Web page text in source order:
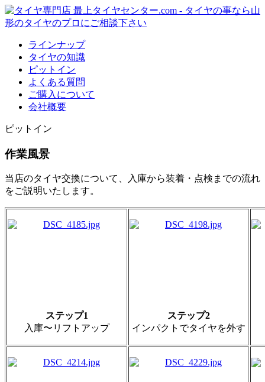
ラインナップ
タイヤの知識
ピットイン
よくある質問
ご購入について
会社概要
ピットイン
作業風景
当店のタイヤ交換について、入庫から装着・点検までの流れ
をご説明いたします。
ステップ1
入庫〜リフトアップ
ステップ2
インパクトでタイヤを外す